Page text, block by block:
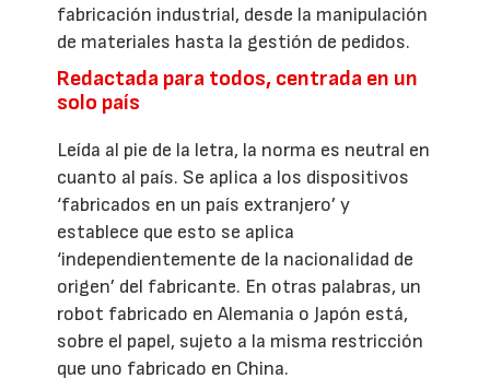
fabricación industrial, desde la manipulación
de materiales hasta la gestión de pedidos.
Redactada para todos, centrada en un
solo país
Leída al pie de la letra, la norma es neutral en
cuanto al país. Se aplica a los dispositivos
‘fabricados en un país extranjero’ y
establece que esto se aplica
‘independientemente de la nacionalidad de
origen’ del fabricante. En otras palabras, un
robot fabricado en Alemania o Japón está,
sobre el papel, sujeto a la misma restricción
que uno fabricado en China.